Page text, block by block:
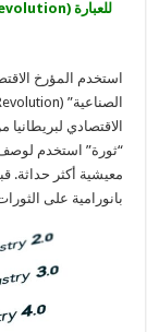
“ثورة” استخدم
معيشية أكثر حداثة.
بانورامية على